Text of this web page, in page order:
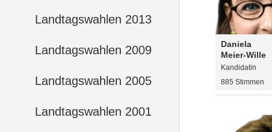
Landtagswahlen 2013
Landtagswahlen 2009
Landtagswahlen 2005
Landtagswahlen 2001
Daniela
Meier-Wille
Kandidatin
885 Stimmen